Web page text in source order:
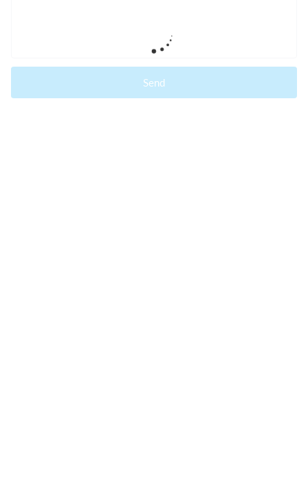
Send